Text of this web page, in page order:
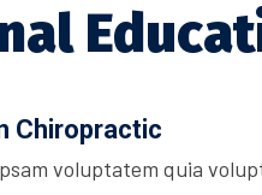
Chiropractic
voluptatem quia